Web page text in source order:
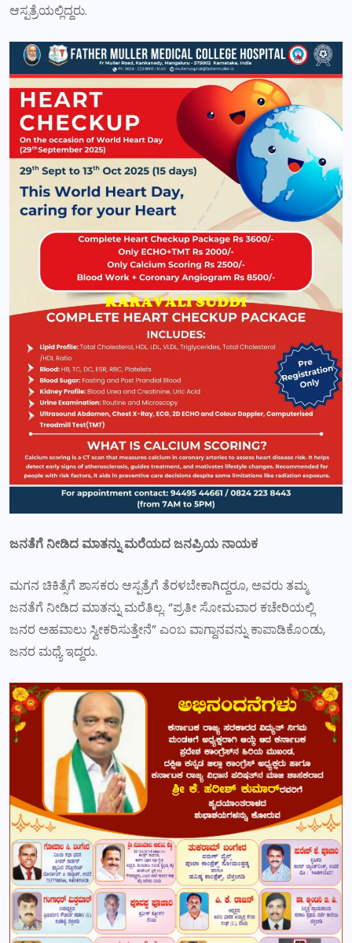
ಆಸ್ಪತ್ರೆಯಲ್ಲಿದ್ದರು.
ಜನತೆಗೆ ನೀಡಿದ ಮಾತನ್ನು ಮರೆಯದ ಜನಪ್ರಿಯ ನಾಯಕ
ಮಗನ ಚಿಕಿತ್ಸೆಗೆ ಶಾಸಕರು ಆಸ್ಪತ್ರೆಗೆ ತೆರಳಬೇಕಾಗಿದ್ದರೂ, ಅವರು ತಮ್ಮ
ಜನತೆಗೆ ನೀಡಿದ ಮಾತನ್ನು ಮರೆತಿಲ್ಲ. “ಪ್ರತೀ ಸೋಮವಾರ ಕಚೇರಿಯಲ್ಲಿ
ಜನರ ಅಹವಾಲು ಸ್ವೀಕರಿಸುತ್ತೇನೆ” ಎಂಬ ವಾಗ್ದಾನವನ್ನು ಕಾಪಾಡಿಕೊಂಡು,
ಜನರ ಮಧ್ಯೆ ಇದ್ದರು.